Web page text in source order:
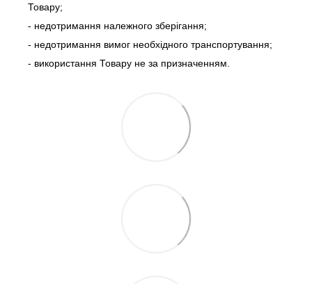
Товару;
- недотримання належного зберігання;
- недотримання вимог необхідного транспортування;
- використання Товару не за призначенням.